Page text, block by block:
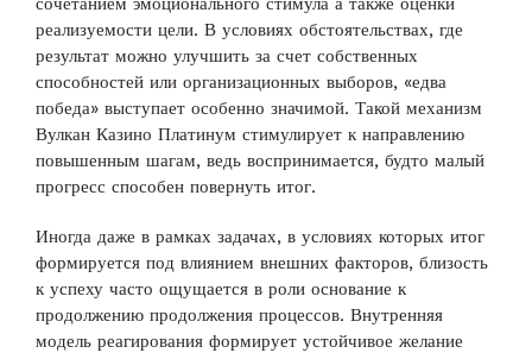
реализуемости цели. В условиях обстоятельствах, где
результат можно улучшить за счет собственных
способностей или организационных выборов, «едва
победа» выступает особенно значимой. Такой механизм
Вулкан Казино Платинум стимулирует к направлению
повышенным шагам, ведь воспринимается, будто малый
прогресс способен повернуть итог.
Иногда даже в рамках задачах, в условиях которых итог
формируется под влиянием внешних факторов, близость
к успеху часто ощущается в роли основание к
продолжению продолжения процессов. Внутренняя
модель реагирования формирует устойчивое желание